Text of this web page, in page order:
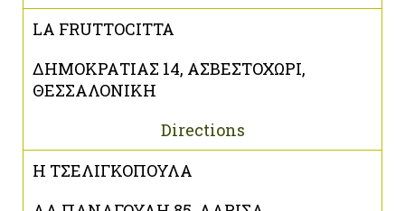
LA FRUTTOCITTA
ΔΗΜΟΚΡΑΤΙΑΣ 14, ΑΣΒΕΣΤΟΧΩΡΙ,
ΘΕΣΣΑΛΟΝΙΚΗ
Directions
Η ΤΣΕΛΙΓΚΟΠΟΥΛΑ